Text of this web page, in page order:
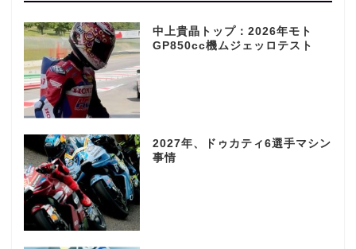
中上貴晶トップ：2026年モト
GP850cc機ムジェッロテスト
2027年、ドゥカティ6選手マシン
事情